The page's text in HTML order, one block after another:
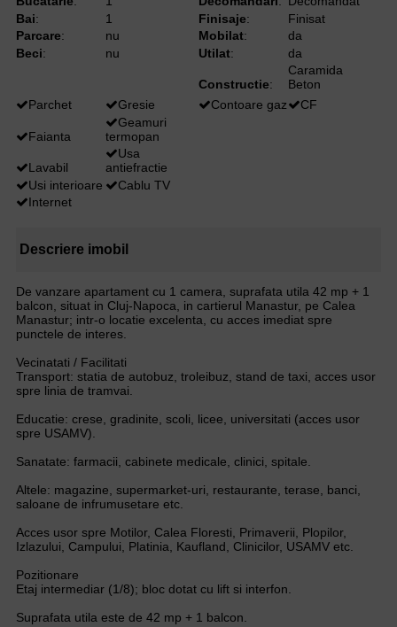
Bai:
1
Parcare:
nu
Beci: nu
Finisaje:
Finisat
Mobilat:
da
Utilat: da
Constructie:
Caramida
Beton
Parchet
Gresie
Faianta
Geamuri
termopan
Lavabil
Usa
antiefractie
Usi interioare
Cablu TV
Internet
Contoare gaz CF
Descriere imobil
De vanzare apartament cu 1 camera, suprafata utila 42 mp + 1
balcon, situat in Cluj-Napoca, in cartierul Manastur, pe Calea
Manastur; intr-o locatie excelenta, cu acces imediat spre
punctele de interes.
Vecinatati / Facilitati
Transport: statia de autobuz, troleibuz, stand de taxi, acces usor
spre linia de tramvai.
Educatie: crese, gradinite, scoli, licee, universitati (acces usor
spre USAMV).
Sanatate: farmacii, cabinete medicale, clinici, spitale.
Altele: magazine, supermarket-uri, restaurante, terase, banci,
saloane de infrumusetare etc.
Acces usor spre Motilor, Calea Floresti, Primaverii, Plopilor,
Izlazului, Campului, Platinia, Kaufland, Clinicilor, USAMV etc.
Pozitionare
Etaj intermediar (1/8); bloc dotat cu lift si interfon.
Suprafata utila este de 42 mp + 1 balcon.